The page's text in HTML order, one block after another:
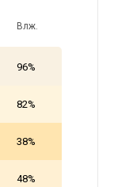
Влж.
96%
82%
38%
48%